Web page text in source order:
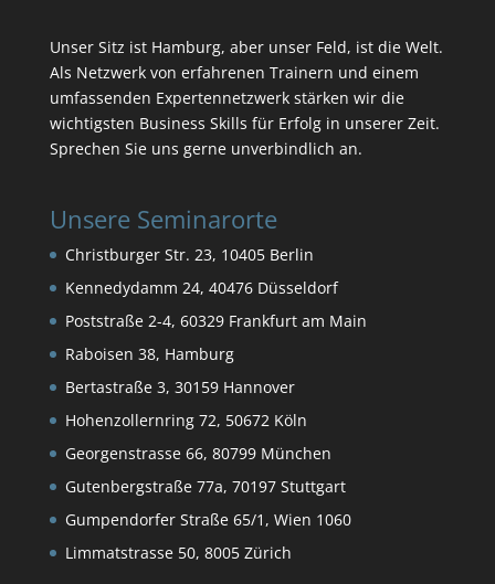
Unser Sitz ist Hamburg, aber unser Feld, ist die Welt.
Als Netzwerk von erfahrenen Trainern und einem
umfassenden Expertennetzwerk stärken wir die
wichtigsten Business Skills für Erfolg in unserer Zeit.
Sprechen Sie uns gerne unverbindlich an.
Unsere Seminarorte
Christburger Str. 23, 10405 Berlin
Kennedydamm 24, 40476 Düsseldorf
Poststraße 2-4, 60329 Frankfurt am Main
Raboisen 38, Hamburg
Bertastraße 3, 30159 Hannover
Hohenzollernring 72, 50672 Köln
Georgenstrasse 66, 80799 München
Gutenbergstraße 77a, 70197 Stuttgart
Gumpendorfer Straße 65/1, Wien 1060
Limmatstrasse 50, 8005 Zürich